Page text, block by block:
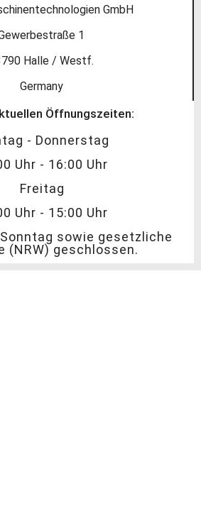
GmbH
1
Halle / Westf.
Germany
Öffnungszeiten:
- Donnerstag
Uhr - 16:00 Uhr
Freitag
Uhr - 15:00 Uhr
sowie gesetzliche
(NRW) geschlossen.